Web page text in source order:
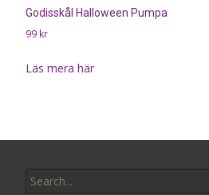
Godisskål Halloween Pumpa
99 kr
Läs mera här
for: